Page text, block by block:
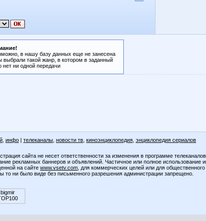
в нашу базу данных еще не занесена
такой жанр, в котором в заданный
нет ни одной передачи
инфо | телеканалы новости тв киноэнциклопедия энциклопедия сериалов
сайта не несет ответственности за изменения в программе
рекламных баннеров и объявлений. Частичное или полное использование
на сайте www.vsetv.com , для коммерческих целей или для
то ни было виде без письменного разрешения администрации запрещено.